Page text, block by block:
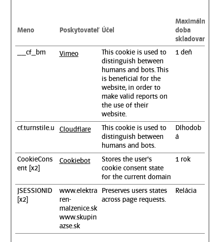
Meno Poskytovateľ Účel
Maximálna
doba
skladovania
__cf_bm
Vimeo
This cookie is used to
distinguish between
humans and bots. This
is beneficial for the
website, in order to
make valid reports on
the use of their
website.
1 deň
cf.turnstile.u Cloudflare
This cookie is used to
distinguish between
humans and bots.
Dlhodob
á
CookieCons
ent [x2]
Cookiebot
Stores the user's
cookie consent state
for the current domain
1 rok
JSESSIONID
[x2]
www.elektra
ren-
malzenice.sk
www.skupin
azse.sk
Preserves users states
across page requests.
Relácia